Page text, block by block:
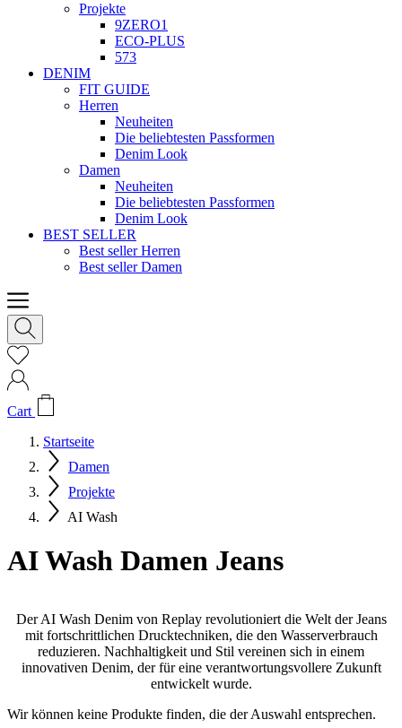
Projekte
9ZERO1
ECO-PLUS
573
DENIM
FIT GUIDE
Herren
Neuheiten
Die beliebtesten Passformen
Denim Look
Damen
Neuheiten
Die beliebtesten Passformen
Denim Look
BEST SELLER
Best seller Herren
Best seller Damen
Cart
Startseite
Damen
Projekte
AI Wash
AI Wash Damen Jeans
Der AI Wash Denim von Replay revolutioniert die Welt der Jeans
mit fortschrittlichen Drucktechniken, die den Wasserverbrauch
reduzieren. Nachhaltigkeit und Stil vereinen sich in einem
innovativen Denim, der für eine verantwortungsvollere Zukunft
entwickelt wurde.
Wir können keine Produkte finden, die der Auswahl entsprechen.